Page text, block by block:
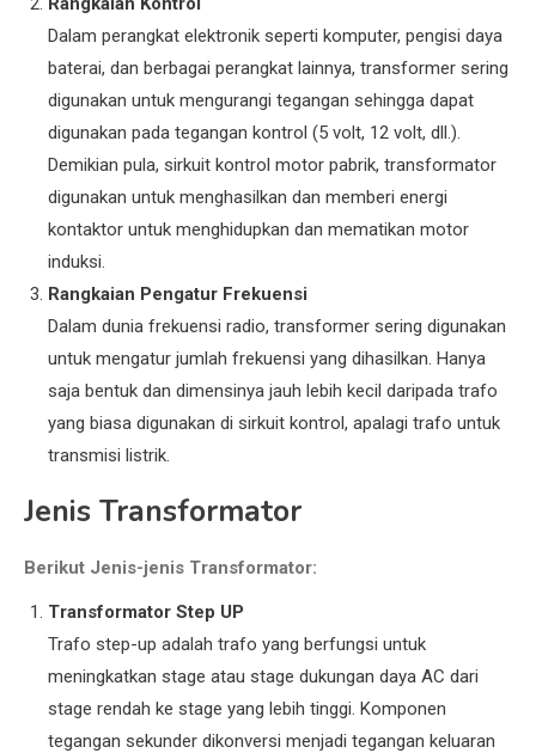
Dalam perangkat elektronik seperti komputer, pengisi daya
baterai, dan berbagai perangkat lainnya, transformer sering
digunakan untuk mengurangi tegangan sehingga dapat
digunakan pada tegangan kontrol (5 volt, 12 volt, dll.).
Demikian pula, sirkuit kontrol motor pabrik, transformator
digunakan untuk menghasilkan dan memberi energi
kontaktor untuk menghidupkan dan mematikan motor
induksi.
Rangkaian Pengatur Frekuensi
Dalam dunia frekuensi radio, transformer sering digunakan
untuk mengatur jumlah frekuensi yang dihasilkan. Hanya
saja bentuk dan dimensinya jauh lebih kecil daripada trafo
yang biasa digunakan di sirkuit kontrol, apalagi trafo untuk
transmisi listrik.
Jenis Transformator
Berikut Jenis-jenis Transformator:
Transformator Step UP
Trafo step-up adalah trafo yang berfungsi untuk
meningkatkan stage atau stage dukungan daya AC dari
stage rendah ke stage yang lebih tinggi. Komponen
tegangan sekunder dikonversi menjadi tegangan keluaran